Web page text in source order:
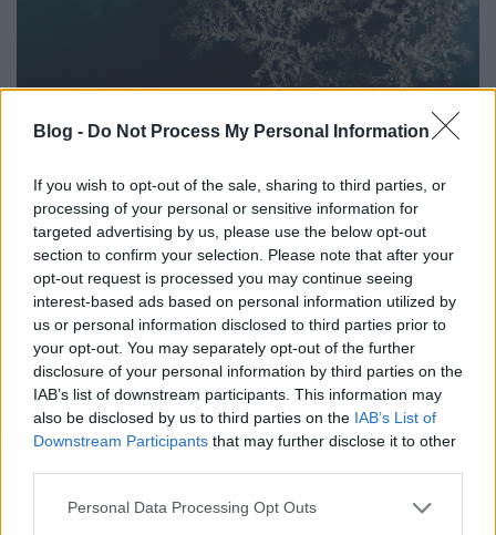
Blog - Do Not Process My Personal Information
If you wish to opt-out of the sale, sharing to third parties, or
processing of your personal or sensitive information for
targeted advertising by us, please use the below opt-out
section to confirm your selection. Please note that after your
opt-out request is processed you may continue seeing
interest-based ads based on personal information utilized by
us or personal information disclosed to third parties prior to
your opt-out. You may separately opt-out of the further
disclosure of your personal information by third parties on the
IAB’s list of downstream participants. This information may
also be disclosed by us to third parties on the IAB’s List of
Downstream Participants that may further disclose it to other
Please note that this website/app uses one or more Google
Personal Data Processing Opt Outs
Miután már testünk kezdett enyhén bíbor pírt ölteni,
visszatértünk a kikötőbe, majd rövidke autóutat
követően végre ismét ráléptünk a Tagyon Birtok felé
vezető murvára az OrszágosKéktúra mentén.